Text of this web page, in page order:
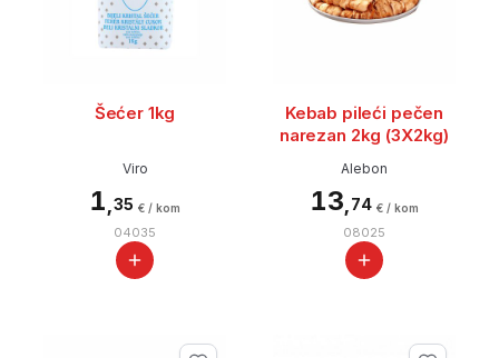
Šećer 1kg
Viro
1 35 € / kom
04035
Kebab pileći pečen
narezan 2kg (3X2kg)
Alebon
13 74 € / kom
08025